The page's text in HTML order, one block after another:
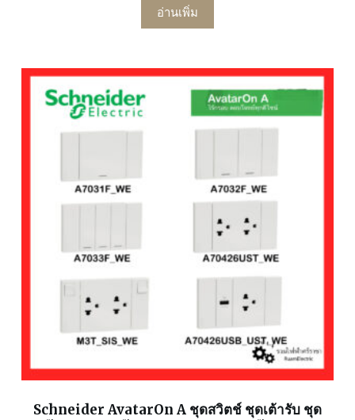
อ่านเพิ่ม
Schneider AvatarOn A ชุดสวิตช์ ชุดเต้ารับ ชุด